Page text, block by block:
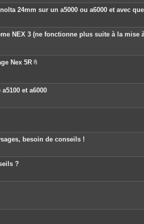
24mm sur un a5000 ou a6000 et avec
NEX 3 (ne fonctionne plus suite à la mise
Nex 5R
c
e
o
e
s
et a6000
besoin de conseils !
?